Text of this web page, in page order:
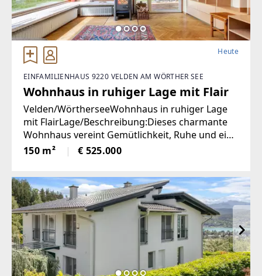
Heute
EINFAMILIENHAUS 9220 VELDEN AM WÖRTHER SEE
Wohnhaus in ruhiger Lage mit Flair
Velden/WörtherseeWohnhaus in ruhiger Lage
mit FlairLage/Beschreibung:Dieses charmante
Wohnhaus vereint Gemütlichkeit, Ruhe und eine
hohe Lebensqualität in unmittelbarer Nähe zum
Zentrum von Velden. Eingebettet in eine
150 m² € 525.000